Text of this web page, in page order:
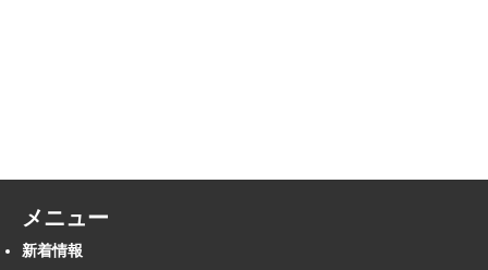
メニュー
新着情報